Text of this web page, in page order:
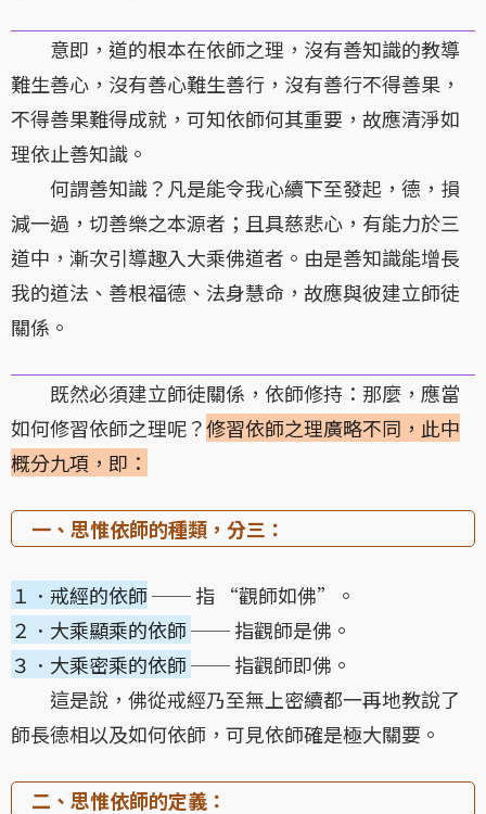
意即，道的根本在依師之理，沒有善知識的教導
難生善心，沒有善心難生善行，沒有善行不得善果，
不得善果難得成就，可知依師何其重要，故應清淨如
理依止善知識。
何謂善知識？凡是能令我心續下至發起，德，損
減一過，切善樂之本源者；且具慈悲心，有能力於三
道中，漸次引導趣入大乘佛道者。由是善知識能增長
我的道法、善根福德、法身慧命，故應與彼建立師徒
關係。
既然必須建立師徒關係，依師修持：那麼，應當
如何修習依師之理呢？修習依師之理廣略不同，此中
概分九項，即：
一、思惟依師的種類，分三：
１．戒經的依師── 指 “觀師如佛”。
２．大乘顯乘的依師── 指觀師是佛。
３．大乘密乘的依師── 指觀師即佛。
這是說，佛從戒經乃至無上密續都一再地教說了
師長德相以及如何依師，可見依師確是極大關要。
二、思惟依師的定義：